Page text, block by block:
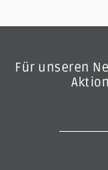
Für unseren